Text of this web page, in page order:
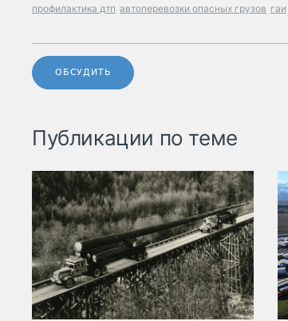
профилактика дтп автоперевозки опасных грузов гаи
ОБСУДИТЬ
Публикации по теме